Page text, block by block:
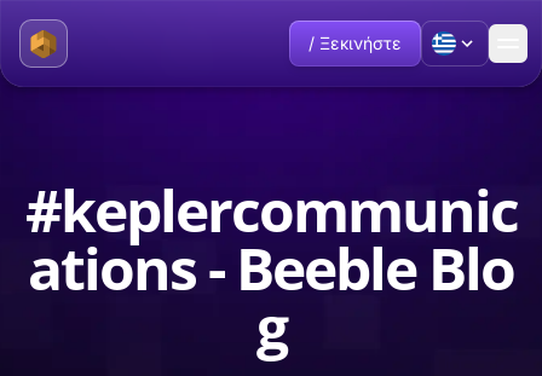
/ Ξεκινήστε
#keplercommunic
ations - Beeble Blo
g